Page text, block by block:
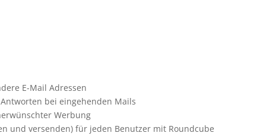
E-Mail Adressen
bei eingehenden Mails
Werbung
und versenden) für jeden Benutzer mit Roundcube